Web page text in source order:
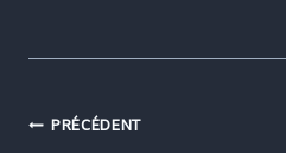
Navigation
PRÉCÉDENT